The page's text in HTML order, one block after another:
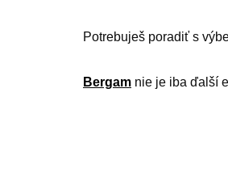
Potrebuješ poradiť s
Bergam nie je iba ďalší